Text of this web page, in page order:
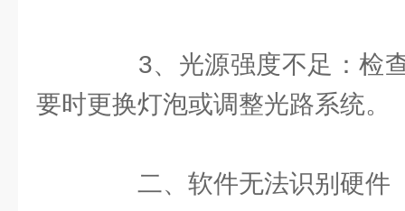
3、光源强度不足：检查
要时更换灯泡或调整光路系统。
二、软件无法识别硬件